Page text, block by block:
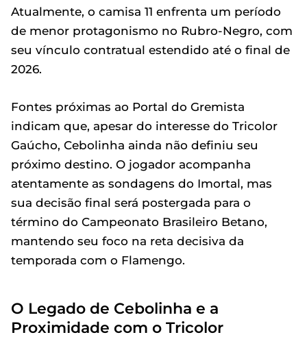
Atualmente, o camisa 11 enfrenta um período
de menor protagonismo no Rubro-Negro, com
seu vínculo contratual estendido até o final de
2026.
Fontes próximas ao Portal do Gremista
indicam que, apesar do interesse do Tricolor
Gaúcho, Cebolinha ainda não definiu seu
próximo destino. O jogador acompanha
atentamente as sondagens do Imortal, mas
sua decisão final será postergada para o
término do Campeonato Brasileiro Betano,
mantendo seu foco na reta decisiva da
temporada com o Flamengo.
O Legado de Cebolinha e a
Proximidade com o Tricolor